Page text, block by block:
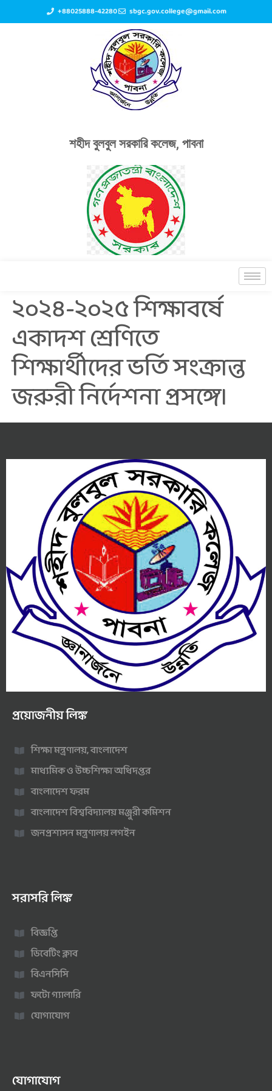
+88025888-42280 sbgc.gov.college@gmail.com
শহীদ বুলবুল সরকারি কলেজ, পাবনা
২০২৪-২০২৫ শিক্ষাবর্ষে
একাদশ শ্রেণিতে
শিক্ষার্থীদের ভর্তি সংক্রান্ত
জরুরী নির্দেশনা প্রসঙ্গে।
প্রয়োজনীয় লিঙ্ক
শিক্ষা মন্ত্রণালয়, বাংলাদেশ
মাধ্যমিক ও উচ্চশিক্ষা অধিদপ্তর
বাংলাদেশ ফরম
বাংলাদেশ বিশ্ববিদ্যালয় মঞ্জুরী কমিশন
জনপ্রশাসন মন্ত্রণালয় লগইন
সরাসরি লিঙ্ক
বিজ্ঞপ্তি
ডিবেটিং ক্লাব
বিএনসিসি
ফটো গ্যালারি
যোগাযোগ
যোগাযোগ